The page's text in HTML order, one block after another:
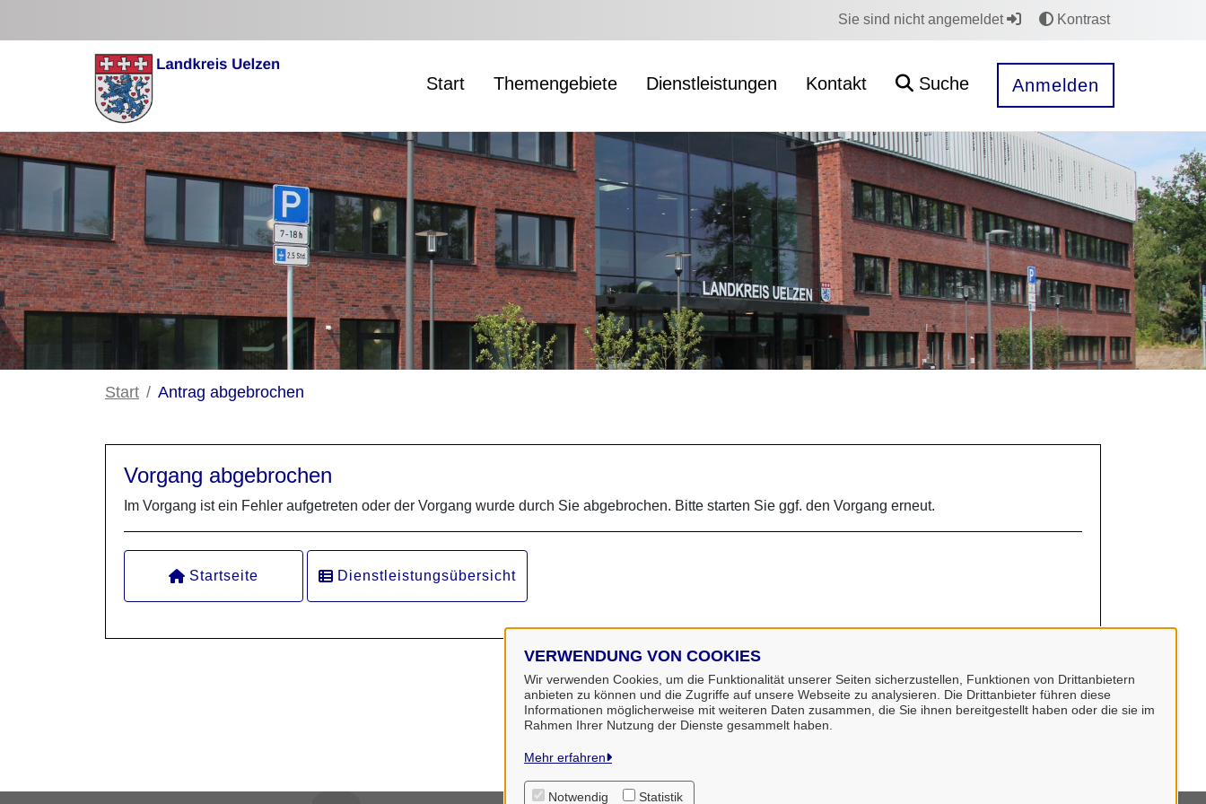
VERWENDUNG VON COOKIES
Wir verwenden Cookies, um die Funktionalität unserer Seiten sicherzustellen, Funktionen von Drittanbietern
anbieten zu können und die Zugriffe auf unsere Webseite zu analysieren. Die Drittanbieter führen diese
Informationen möglicherweise mit weiteren Daten zusammen, die Sie ihnen bereitgestellt haben oder die sie im
Rahmen Ihrer Nutzung der Dienste gesammelt haben.
Mehr erfahren
Notwendig Statistik
Sie sind nicht angemeldet Kontrast
Start Themengebiete Dienstleistungen Kontakt Suche Anmelden
Start Antrag abgebrochen
Vorgang abgebrochen
Im Vorgang ist ein Fehler aufgetreten oder der Vorgang wurde durch Sie abgebrochen. Bitte starten Sie ggf. den Vorgang erneut.
Startseite Dienstleistungsübersicht